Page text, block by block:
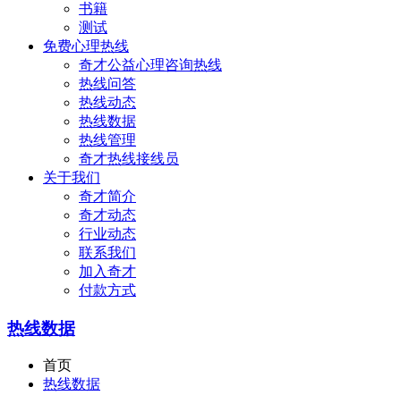
书籍
测试
免费心理热线
奇才公益心理咨询热线
热线问答
热线动态
热线数据
热线管理
奇才热线接线员
关于我们
奇才简介
奇才动态
行业动态
联系我们
加入奇才
付款方式
热线数据
首页
热线数据